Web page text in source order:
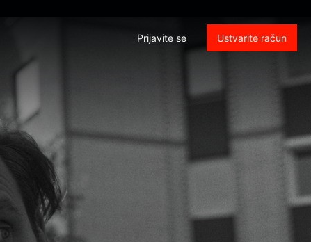
Prijavite se Ustvarite račun